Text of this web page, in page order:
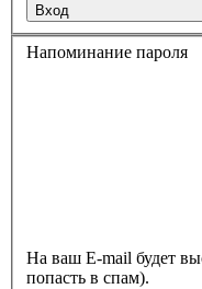
Вход
Напоминание пароля
На ваш E-mail будет
попасть в спам).